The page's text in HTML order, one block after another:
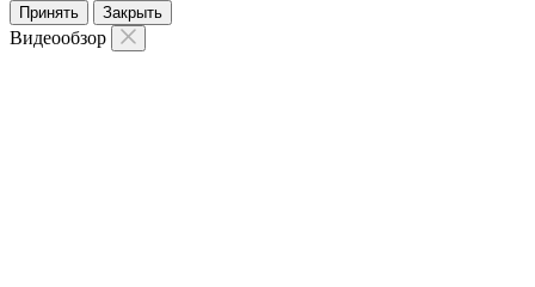
Принять Закрыть
Видеообзор